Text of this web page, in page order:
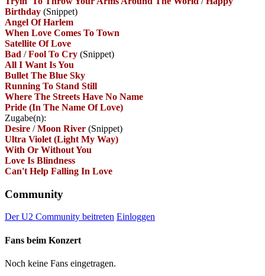
Birthday (Snippet)
Angel Of Harlem
When Love Comes To Town
Satellite Of Love
Bad /Fool To Cry (Snippet)
All I Want Is You
Bullet The Blue Sky
Running To Stand Still
Where The Streets Have No Name
Pride (In The Name Of Love)
Zugabe(n):
Desire /Moon River (Snippet)
Ultra Violet (Light My Way)
With Or Without You
Love Is Blindness
Can't Help Falling In Love
Community
Der U2 Community beitreten Einloggen
Fans beim Konzert
Noch keine Fans eingetragen.